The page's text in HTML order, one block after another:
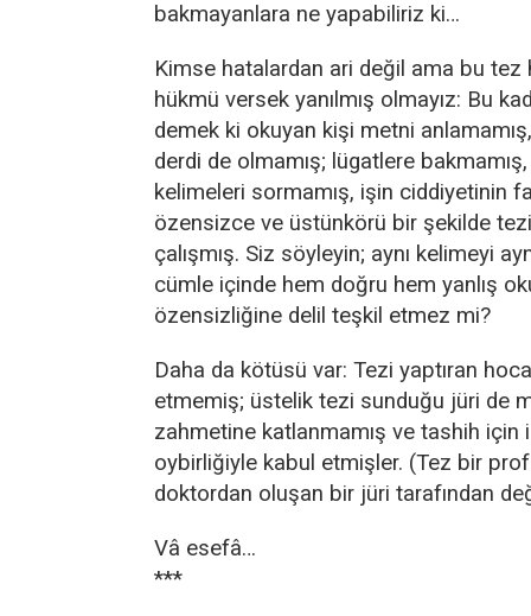
bakmayanlara ne yapabiliriz ki…
Kimse hatalardan ari değil ama bu tez
hükmü versek yanılmış olmayız: Bu
demek ki okuyan kişi metni
derdi de olmamış; lügatlere
kelimeleri sormamış, işin ciddiyetinin
özensizce ve üstünkörü bir şekilde
çalışmış. Siz söyleyin; aynı kelimeyi
cümle içinde hem doğru hem yanlış
özensizliğine delil teşkil etmez mi?
Daha da kötüsü var: Tezi yaptıran
etmemiş; üstelik tezi sunduğu jüri de
zahmetine katlanmamış ve tashih için
oybirliğiyle kabul etmişler. (Tez bir
doktordan oluşan bir jüri tarafından
Vâ esefâ…
***